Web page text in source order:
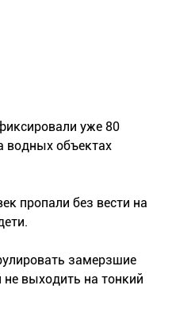
уже 80
водных объектах
пропали без вести на
замерзшие
выходить на тонкий